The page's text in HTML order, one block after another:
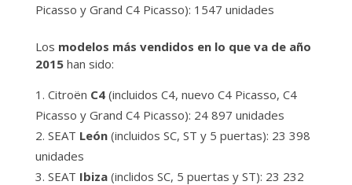
Picasso y Grand C4 Picasso): 1547 unidades
Los modelos más vendidos en lo que va de año
2015 han sido:
Citroën C4(incluidos C4, nuevo C4 Picasso, C4
Picasso y Grand C4 Picasso): 24 897 unidades
SEAT León (incluidos SC, ST y 5 puertas): 23 398
unidades
SEAT Ibiza (inclidos SC, 5 puertas y ST): 23 232